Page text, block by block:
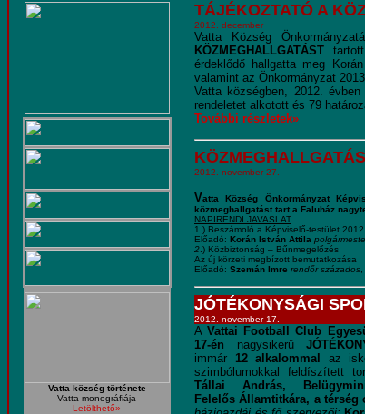
Vatta község története
Vatta monográfiája
Letölthető»
TÁJÉKOZTATÓ A
2012. december
Vatta Község
KÖZMEGHALLGATÁST
érdeklődő hallgatta meg
valamint az Önkormányzat
Vatta községben, 2012.
rendeletet alkotott és 79
További részletek»
KÖZMEGHALLGATÁS
2012. november 27.
Vatta Község Önkormányzat
közmeghallgatást tart a Faluház
NAPIRENDI JAVASLAT
1.) Beszámoló a Képviselő-testület
Előadó: Korán István Attila
2 .) Közbiztonság – Bűnmegelőzés
Az új körzeti megbízott bemutatkozása
Előadó: Szemán Imre rendőr százados
JÓTÉKONYSÁGI
2012. november 17.
AVattai Football Club
17-én nagysikerű
immár 12 alkalommal
az
szimbólumokkal feldíszített
Tállai András,
Felelős Államtitkára, a